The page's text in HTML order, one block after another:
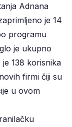
Adnana
je 14
programu
je ukupno
138 korisnika
firmi čiji su
u ovom